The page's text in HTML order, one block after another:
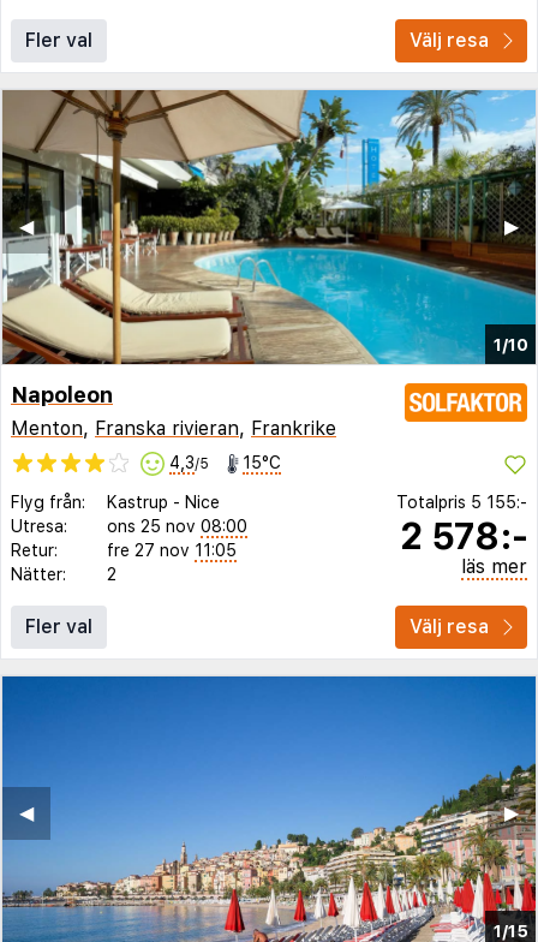
Fler val Välj resa
1/10
▶︎
◀︎
Napoleon
Menton, Franska rivieran, Frankrike
4,3/5 15°C
Flyg från: Kastrup - Nice
Utresa:
ons 25 nov 08:00
Retur:
fre 27 nov 11:05
Nätter:
2
Totalpris 5 155:-
2 578:-
läs mer
Fler val Välj resa
1/15
▶︎
◀︎